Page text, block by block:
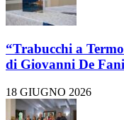
“Trabucchi a
di Giovanni De
18 GIUGNO 2026